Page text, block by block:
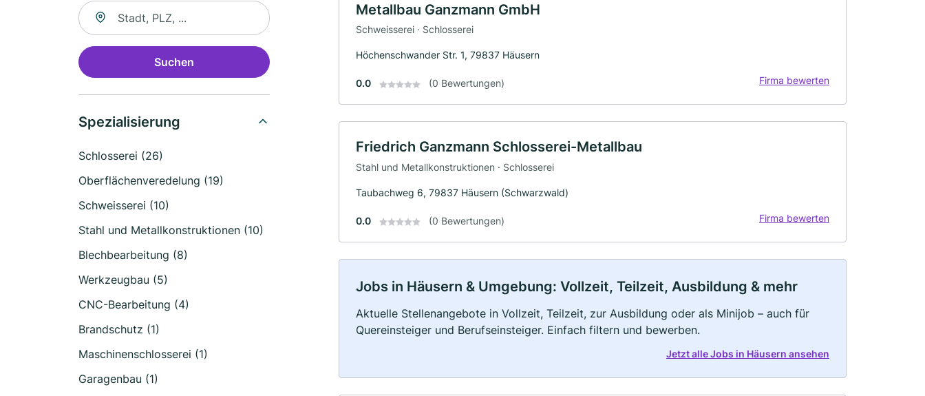
Suche nach Ort
Suchen
Spezialisierung
Schlosserei (26)
Oberflächenveredelung (19)
Schweisserei (10)
Stahl und Metallkonstruktionen (10)
Blechbearbeitung (8)
Werkzeugbau (5)
CNC-Bearbeitung (4)
Brandschutz (1)
Maschinenschlosserei (1)
Garagenbau (1)
Metallbau Ganzmann GmbH
Schweisserei · Schlosserei
Höchenschwander Str. 1, 79837 Häusern
0.0 (0 Bewertungen) Firma bewerten
Friedrich Ganzmann Schlosserei-Metallbau
Stahl und Metallkonstruktionen · Schlosserei
Taubachweg 6, 79837 Häusern (Schwarzwald)
0.0 (0 Bewertungen) Firma bewerten
Jobs in Häusern & Umgebung: Vollzeit, Teilzeit, Ausbildung & mehr
Aktuelle Stellenangebote in Vollzeit, Teilzeit, zur Ausbildung oder als Minijob – auch für
Quereinsteiger und Berufseinsteiger. Einfach filtern und bewerben.
Jetzt alle Jobs in Häusern ansehen